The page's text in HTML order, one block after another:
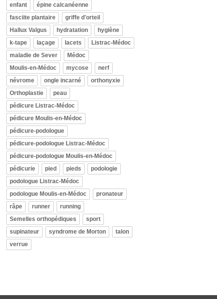
enfant
épine calcanéenne
fasciite plantaire
griffe d'orteil
Hallux Valgus
hydratation
hygiène
k-tape
laçage lacets
Listrac-Médoc
maladie de Sever
Médoc
Moulis-en-Médoc
mycose
nerf
névrome
ongle incarné
orthonyxie
Orthoplastie
peau
pédicure Listrac-Médoc
pédicure Moulis-en-Médoc
pédicure-podologue
pédicure-podologue Listrac-Médoc
pédicure-podologue Moulis-en-Médoc
pédicurie
pied pieds
podologie
podologue Listrac-Médoc
podologue Moulis-en-Médoc
pronateur
râpe
runner
running
Semelles orthopédiques
sport
supinateur
syndrome de Morton
talon
verrue